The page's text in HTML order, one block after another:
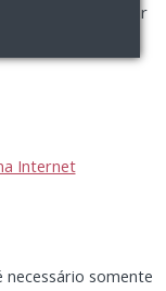
o sucesso é estar
e como
Internet
necessário somente